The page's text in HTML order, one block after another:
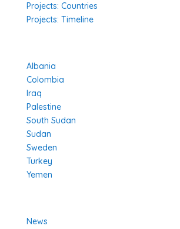
Projects: Countries
Projects: Timeline
Albania
Colombia
Iraq
Palestine
South Sudan
Sudan
Sweden
Turkey
Yemen
News